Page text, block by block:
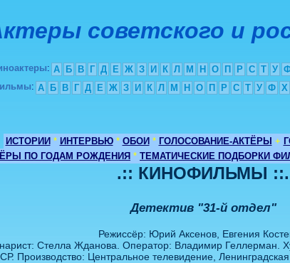
советского и
: А Б В Г Д Е Ж З И К Л М Н О П Р С Т У
: А Б В Г Д Е Ж З И К Л М Н О П Р С Т У Ф Х
ИСТОРИИ * ИНТЕРВЬЮ * ОБОИ * ГОЛОСОВАНИЕ-АКТЁРЫ +
ПО ГОДАМ РОЖДЕНИЯ * ТЕМАТИЧЕСКИЕ ПОДБОРКИ
.:: КИНОФИЛЬМЫ ::.
Детектив "31-й отдел"
Режиссёр: Юрий Аксенов, Евгения
Стелла Жданова. Оператор: Владимир Геллерман.
Производство: Центральное телевидение,